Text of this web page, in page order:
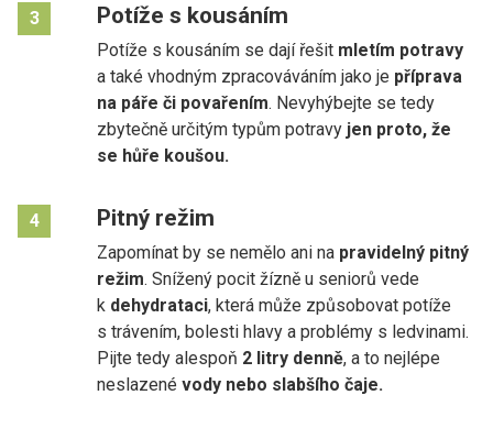
3 Potíže s kousáním
Potíže s kousáním se dají řešit mletím potravy
a také vhodným zpracováváním jako je příprava
na páře či povařením. Nevyhýbejte se tedy
zbytečně určitým typům potravy jen proto, že
se hůře koušou.
4 Pitný režim
Zapomínat by se nemělo ani na pravidelný pitný
režim. Snížený pocit žízně u seniorů vede
k dehydrataci, která může způsobovat potíže
s trávením, bolesti hlavy a problémy s ledvinami.
Pijte tedy alespoň 2 litry denně, a to nejlépe
neslazené vody nebo slabšího čaje.